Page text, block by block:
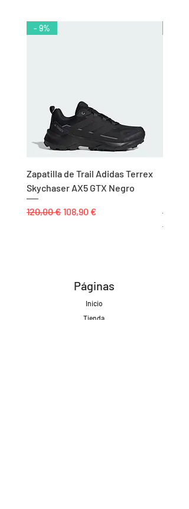
- 9%
Zapatilla de Trail Adidas Terrex
Skychaser AX5 GTX Negro
Precio
120,00 € Precio de oferta
108,90 €
Precio
25,00 €
Páginas
Inicio
Tienda